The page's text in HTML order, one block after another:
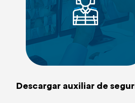
Descargar auxiliar de